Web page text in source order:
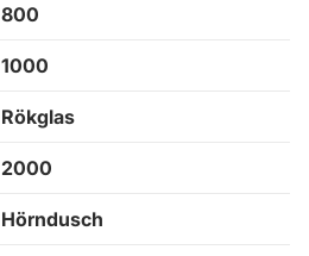
800
1000
Rökglas
2000
Hörndusch